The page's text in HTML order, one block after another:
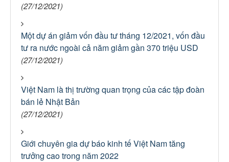
(27/12/2021)
Một dự án giảm vốn đầu tư tháng 12/2021, vốn đầu
tư ra nước ngoài cả năm giảm gần 370 triệu USD
(27/12/2021)
Việt Nam là thị trường quan trọng của các tập đoàn
bán lẻ Nhật Bản
(27/12/2021)
Giới chuyên gia dự báo kinh tế Việt Nam tăng
trưởng cao trong năm 2022